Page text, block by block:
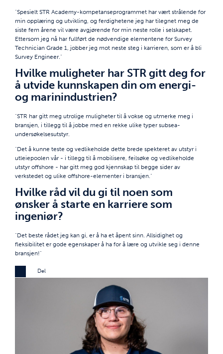
"Spesielt STR Academy-kompetanseprogrammet har vært strålende for
min opplæring og utvikling, og ferdighetene jeg har tilegnet meg de
siste fem årene vil være avgjørende for min neste rolle i selskapet.
Ettersom jeg nå har fullført de nødvendige elementene for Survey
Technician Grade 1, jobber jeg mot neste steg i karrieren, som er å bli
Survey Engineer."
Hvilke muligheter har STR gitt deg for
å utvide kunnskapen din om energi-
og marinindustrien?
"STR har gitt meg utrolige muligheter til å vokse og utmerke meg i
bransjen, i tillegg til å jobbe med en rekke ulike typer subsea-
undersøkelsesutstyr.
"Det å kunne teste og vedlikeholde dette brede spekteret av utstyr i
utleiepoolen vår - i tillegg til å mobilisere, feilsøke og vedlikeholde
utstyr offshore - har gitt meg god kjennskap til begge sider av
verkstedet og ulike offshore-elementer i bransjen."
Hvilke råd vil du gi til noen som
ønsker å starte en karriere som
ingeniør?
"Det beste rådet jeg kan gi, er å ha et åpent sinn. Allsidighet og
fleksibilitet er gode egenskaper å ha for å lære og utvikle seg i denne
bransjen!"
Del